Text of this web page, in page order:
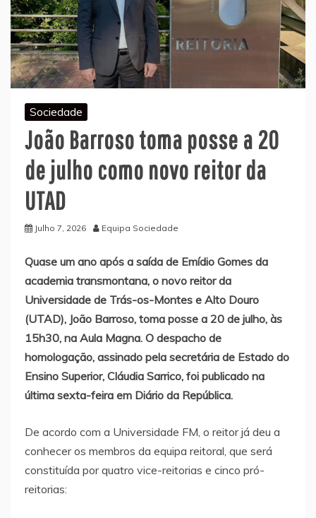
Sociedade
João Barroso toma posse a 20
de julho como novo reitor da
UTAD
Julho 7, 2026 Equipa Sociedade
Quase um ano após a saída de Emídio Gomes da
academia transmontana, o novo reitor da
Universidade de Trás-os-Montes e Alto Douro
(UTAD), João Barroso, toma posse a 20 de julho, às
15h30, na Aula Magna. O despacho de
homologação, assinado pela secretária de Estado do
Ensino Superior, Cláudia Sarrico, foi publicado na
última sexta-feira em Diário da República.
De acordo com a Universidade FM, o reitor já deu a
conhecer os membros da equipa reitoral, que será
constituída por quatro vice-reitorias e cinco pró-
reitorias: